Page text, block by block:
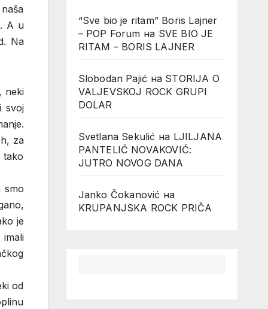
A u
Na
neki
svoj
za
tako
smo
je
imali
od
“Sve bio je ritam” Boris Lajner
– POP Forum на SVE BIO JE
RITAM – BORIS LAJNER
Slobodan Pajić на STORIJA O
VALJEVSKOJ ROCK GRUPI
DOLAR
Svetlana Sekulić на LJILJANA
PANTELIĆ NOVAKOVIĆ:
JUTRO NOVOG DANA
Janko Čokanović на
KRUPANJSKA ROCK PRIČA